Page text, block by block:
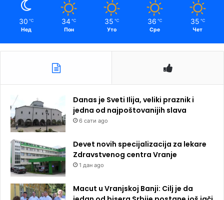
30 ℃
Нед
34 ℃
Пон
35 ℃
Уто
36 ℃
Сре
35 ℃
Чет
Danas je Sveti Ilija, veliki praznik i
jedna od najpoštovanijih slava
6 сати ago
Devet novih specijalizacija za lekare
Zdravstvenog centra Vranje
1 дан ago
Macut u Vranjskoj Banji: Cilj je da